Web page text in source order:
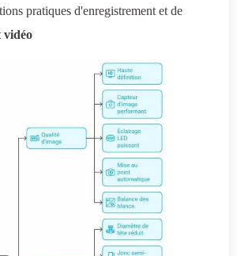
pratiques d'enregistrement et de
vidéo